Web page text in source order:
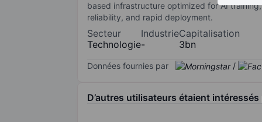
based infrastructure optimized for AI
reliability, and rapid deployment.
Secteur
Technologie
Industrie
-
Capitalisation
3bn
Données fournies par /
D’autres utilisateurs étaient intéressés